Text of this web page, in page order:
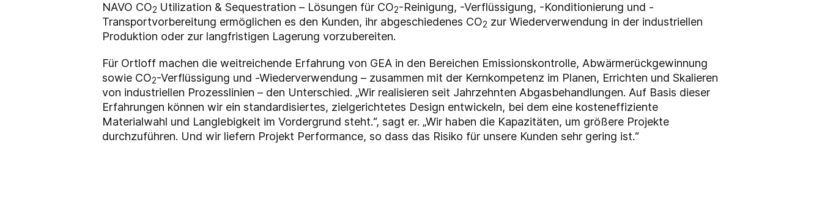
NAVO CO2 Utilization & Sequestration – Lösungen für CO2-Reinigung, -Verflüssigung, -Konditionierung und -
Transportvorbereitung ermöglichen es den Kunden, ihr abgeschiedenes CO2 zur Wiederverwendung in der industriellen
Produktion oder zur langfristigen Lagerung vorzubereiten.
Für Ortloff machen die weitreichende Erfahrung von GEA in den Bereichen Emissionskontrolle, Abwärmerückgewinnung
sowie CO2-Verflüssigung und -Wiederverwendung – zusammen mit der Kernkompetenz im Planen, Errichten und Skalieren
von industriellen Prozesslinien – den Unterschied. „Wir realisieren seit Jahrzehnten Abgasbehandlungen. Auf Basis dieser
Erfahrungen können wir ein standardisiertes, zielgerichtetes Design entwickeln, bei dem eine kosteneffiziente
Materialwahl und Langlebigkeit im Vordergrund steht.“, sagt er. „Wir haben die Kapazitäten, um größere Projekte
durchzuführen. Und wir liefern Projekt Performance, so dass das Risiko für unsere Kunden sehr gering ist.“